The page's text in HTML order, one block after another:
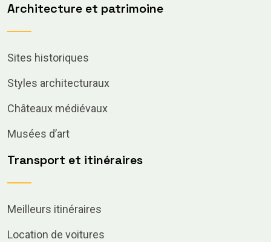
Architecture et patrimoine
Sites historiques
Styles architecturaux
Châteaux médiévaux
Musées d’art
Transport et itinéraires
Meilleurs itinéraires
Location de voitures